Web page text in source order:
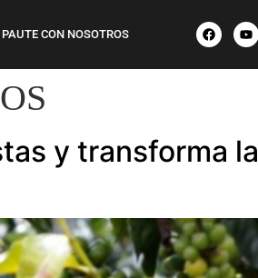
PAUTE CON NOSOTROS
y transforma la